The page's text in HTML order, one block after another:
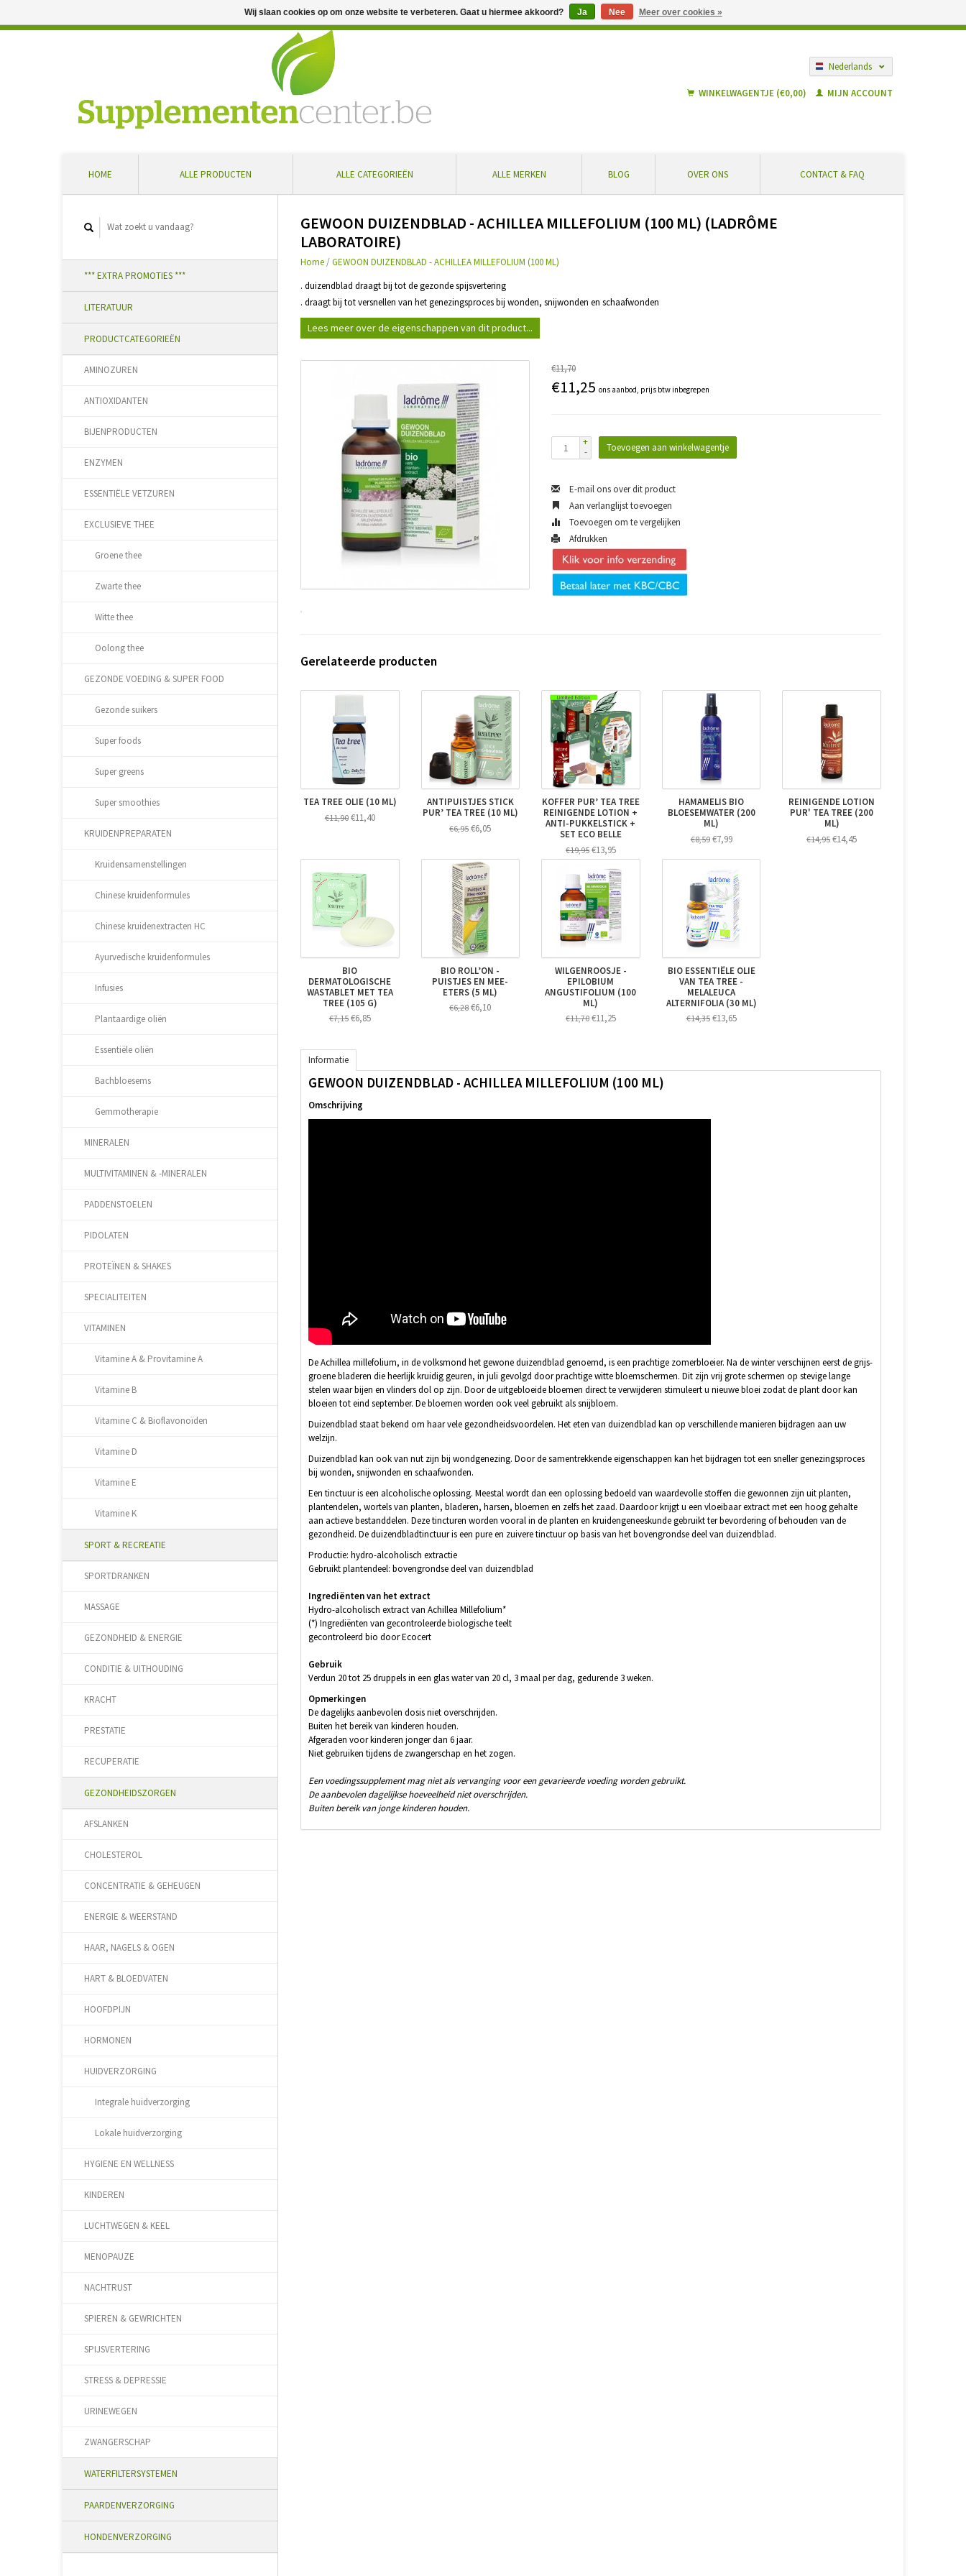
Nederlands
WINKELWAGENTJE (€0,00)
MIJN ACCOUNT
HOME ALLE PRODUCTEN ALLE CATEGORIEËN ALLE MERKEN BLOG OVER ONS CONTACT & FAQ
*** EXTRA PROMOTIES ***
LITERATUUR
PRODUCTCATEGORIEËN
AMINOZUREN
ANTIOXIDANTEN
BIJENPRODUCTEN
ENZYMEN
ESSENTIËLE VETZUREN
EXCLUSIEVE THEE
Groene thee
Zwarte thee
Witte thee
Oolong thee
GEZONDE VOEDING & SUPER FOOD
Gezonde suikers
Super foods
Super greens
Super smoothies
KRUIDENPREPARATEN
Kruidensamenstellingen
Chinese kruidenformules
Chinese kruidenextracten HC
Ayurvedische kruidenformules
Infusies
Plantaardige oliën
Essentiële oliën
Bachbloesems
Gemmotherapie
MINERALEN
MULTIVITAMINEN & -MINERALEN
PADDENSTOELEN
PIDOLATEN
PROTEÏNEN & SHAKES
SPECIALITEITEN
VITAMINEN
Vitamine A & Provitamine A
Vitamine B
Vitamine C & Bioflavonoïden
Vitamine D
Vitamine E
Vitamine K
SPORT & RECREATIE
SPORTDRANKEN
MASSAGE
GEZONDHEID & ENERGIE
CONDITIE & UITHOUDING
KRACHT
PRESTATIE
RECUPERATIE
GEZONDHEIDSZORGEN
AFSLANKEN
CHOLESTEROL
CONCENTRATIE & GEHEUGEN
ENERGIE & WEERSTAND
HAAR, NAGELS & OGEN
HART & BLOEDVATEN
HOOFDPIJN
HORMONEN
HUIDVERZORGING
Integrale huidverzorging
Lokale huidverzorging
HYGIENE EN WELLNESS
KINDEREN
LUCHTWEGEN & KEEL
MENOPAUZE
NACHTRUST
SPIEREN & GEWRICHTEN
SPIJSVERTERING
STRESS & DEPRESSIE
URINEWEGEN
ZWANGERSCHAP
WATERFILTERSYSTEMEN
PAARDENVERZORGING
HONDENVERZORGING
GEWOON DUIZENDBLAD - ACHILLEA MILLEFOLIUM (100 ML) (LADRÔME
LABORATOIRE)
Home /GEWOON DUIZENDBLAD - ACHILLEA MILLEFOLIUM (100 ML)
. duizendblad draagt bij tot de gezonde spijsvertering
. draagt bij tot versnellen van het genezingsproces bij wonden, snijwonden en schaafwonden
Lees meer over de eigenschappen van dit product...
€11,70
€11,25ons aanbod, prijs btw inbegrepen
+
-
Toevoegen aan winkelwagentje
E-mail ons over dit product
Aan verlanglijst toevoegen
Toevoegen om te vergelijken
Afdrukken
Gerelateerde producten
TEA TREE OLIE (10 ML)
€11,90€11,40
ANTIPUISTJES STICK
PUR’ TEA TREE (10 ML)
€6,95€6,05
KOFFER PUR’ TEA TREE
REINIGENDE LOTION +
ANTI-PUKKELSTICK +
SET ECO BELLE
€19,95€13,95
HAMAMELIS BIO
BLOESEMWATER (200
ML)
€8,59€7,99
REINIGENDE LOTION
PUR' TEA TREE (200
ML)
€14,95 €14,45
BIO
DERMATOLOGISCHE
WASTABLET MET TEA
TREE (105 G)
€7,15€6,85
BIO ROLL’ON -
PUISTJES EN MEE-
ETERS (5 ML)
€6,28€6,10
WILGENROOSJE -
EPILOBIUM
ANGUSTIFOLIUM (100
ML)
€11,70€11,25
BIO ESSENTIËLE OLIE
VAN TEA TREE -
MELALEUCA
ALTERNIFOLIA (30 ML)
€14,35€13,65
Informatie
GEWOON DUIZENDBLAD - ACHILLEA MILLEFOLIUM (100 ML)
Omschrijving
De Achillea millefolium, in de volksmond het gewone duizendblad genoemd, is een prachtige zomerbloeier. Na de winter verschijnen eerst de grijs-
groene bladeren die heerlijk kruidig geuren, in juli gevolgd door prachtige witte bloemschermen. Dit zijn vrij grote schermen op stevige lange
stelen waar bijen en vlinders dol op zijn. Door de uitgebloeide bloemen direct te verwijderen stimuleert u nieuwe bloei zodat de plant door kan
bloeien tot eind september. De bloemen worden ook veel gebruikt als snijbloem.
Duizendblad staat bekend om haar vele gezondheidsvoordelen. Het eten van duizendblad kan op verschillende manieren bijdragen aan uw
welzijn.
Duizendblad kan ook van nut zijn bij wondgenezing. Door de samentrekkende eigenschappen kan het bijdragen tot een sneller genezingsproces
bij wonden, snijwonden en schaafwonden.
Een tinctuur is een alcoholische oplossing. Meestal wordt dan een oplossing bedoeld van waardevolle stoffen die gewonnen zijn uit planten,
plantendelen, wortels van planten, bladeren, harsen, bloemen en zelfs het zaad. Daardoor krijgt u een vloeibaar extract met een hoog gehalte
aan actieve bestanddelen. Deze tincturen worden vooral in de planten en kruidengeneeskunde gebruikt ter bevordering of behouden van de
gezondheid. De duizendbladtinctuur is een pure en zuivere tinctuur op basis van het bovengrondse deel van duizendblad.
Productie: hydro-alcoholisch extractie
Gebruikt plantendeel: bovengrondse deel van duizendblad
Ingrediënten van het extract
Hydro-alcoholisch extract van Achillea Millefolium*
(*) Ingrediënten van gecontroleerde biologische teelt
gecontroleerd bio door Ecocert
Gebruik
Verdun 20 tot 25 druppels in een glas water van 20 cl, 3 maal per dag, gedurende 3 weken.
Opmerkingen
De dagelijks aanbevolen dosis niet overschrijden.
Buiten het bereik van kinderen houden.
Afgeraden voor kinderen jonger dan 6 jaar.
Niet gebruiken tijdens de zwangerschap en het zogen.
Een voedingssupplement mag niet als vervanging voor een gevarieerde voeding worden gebruikt.
De aanbevolen dagelijkse hoeveelheid niet overschrijden.
Buiten bereik van jonge kinderen houden.
Wij slaan cookies op om onze website te verbeteren. Gaat u hiermee akkoord? Ja Nee Meer over cookies »
Professioneel advies en snelle levering ... Ontvang 5 % extra korting bij aankoop vanaf € 100 ... Gratis levering in België vanaf € 55 ... Veilig winkelen en geen extra kosten